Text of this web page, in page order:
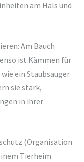
am Hals und
Am Bauch
ist Kämmen für
ein Staubsauger
sie stark,
in ihrer
(Organisation
Tierheim